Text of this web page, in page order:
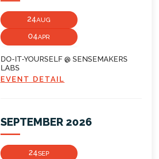
24AUG
04APR
DO-IT-YOURSELF @ SENSEMAKERS
LABS
EVENT DETAIL
SEPTEMBER 2026
24SEP